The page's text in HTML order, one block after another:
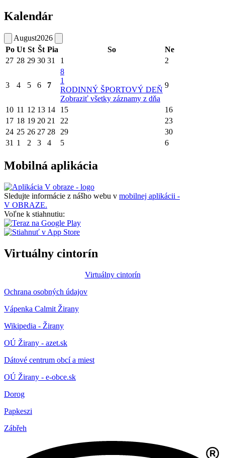
Kalendár
August2026
Po Ut St Št Pia So
Ne
27 28 29 30 31 1 2
3 4 5 6 7
8
1
RODINNÝ ŠPORTOVÝ DEŇ
Zobraziť všetky záznamy z dňa
9
10 11 12 13 14 15
16
17 18 19 20 21 22
23
24 25 26 27 28 29
30
31 1 2 3 4 5 6
Mobilná aplikácia
Sledujte informácie z nášho webu v mobilnej aplikácii -
V OBRAZE.
Voľne k stiahnutiu:
Virtuálny cintorín
Virtuálny cintorín
Ochrana osobných údajov
Vápenka Calmit Žirany
Wikipedia - Žirany
OÚ Žirany - azet.sk
Dátové centrum obcí a miest
OÚ Žirany - e-obce.sk
Dorog
Papkeszi
Zábřeh